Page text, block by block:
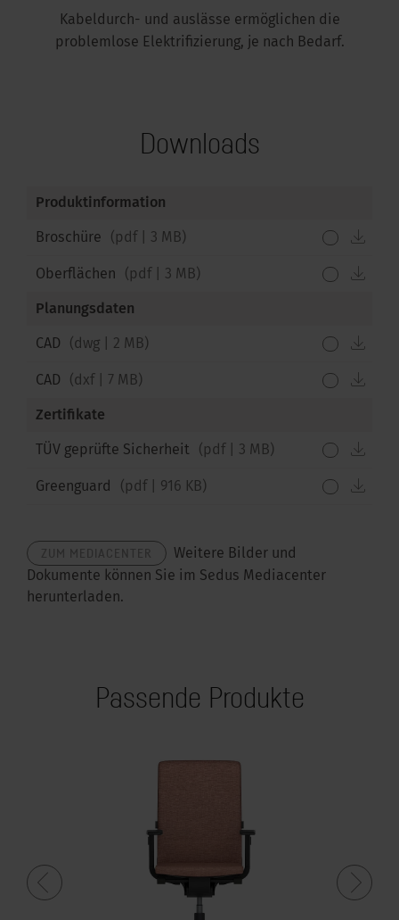
Kabeldurch- und auslässe ermöglichen die
problemlose Elektrifizierung, je nach Bedarf.
Downloads
Produktinformation
Broschüre ( pdf 3 MB)
Oberflächen ( pdf 3 MB)
Planungsdaten
CAD (dwg 2 MB)
CAD (dxf 7 MB)
Zertifikate
TÜV geprüfte Sicherheit ( pdf 3 MB)
Greenguard ( pdf 916 KB)
Weitere Bilder und
Dokumente können Sie im Sedus Mediacenter
herunterladen.
Passende Produkte